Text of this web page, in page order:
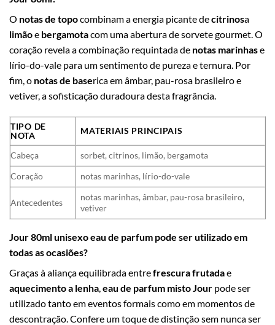
O notas de topocombinam a energia picante decitrinosa
limãoe bergamotacom uma abertura de sorvete gourmet. O
coração revela a combinação requintada de notas marinhase
lírio-do-vale para um sentimento de pureza e ternura. Por
fim, o notas de baserica em âmbar, pau-rosa brasileiro e
vetiver, a sofisticação duradoura desta fragrância.
TIPO DE
NOTA
MATERIAIS PRINCIPAIS
Cabeça
sorbet, citrinos, limão, bergamota
Coração
notas marinhas, lírio-do-vale
Antecedentes
notas marinhas, âmbar, pau-rosa brasileiro,
vetiver
Jour 80ml unisexo eau de parfum pode ser utilizado em
todas as ocasiões?
Graças à aliança equilibrada entrefrescura frutadae
aquecimento a lenha eau de parfum misto Jour pode ser
utilizado tanto em eventos formais como em momentos de
descontração. Confere um toque de distinção sem nunca ser